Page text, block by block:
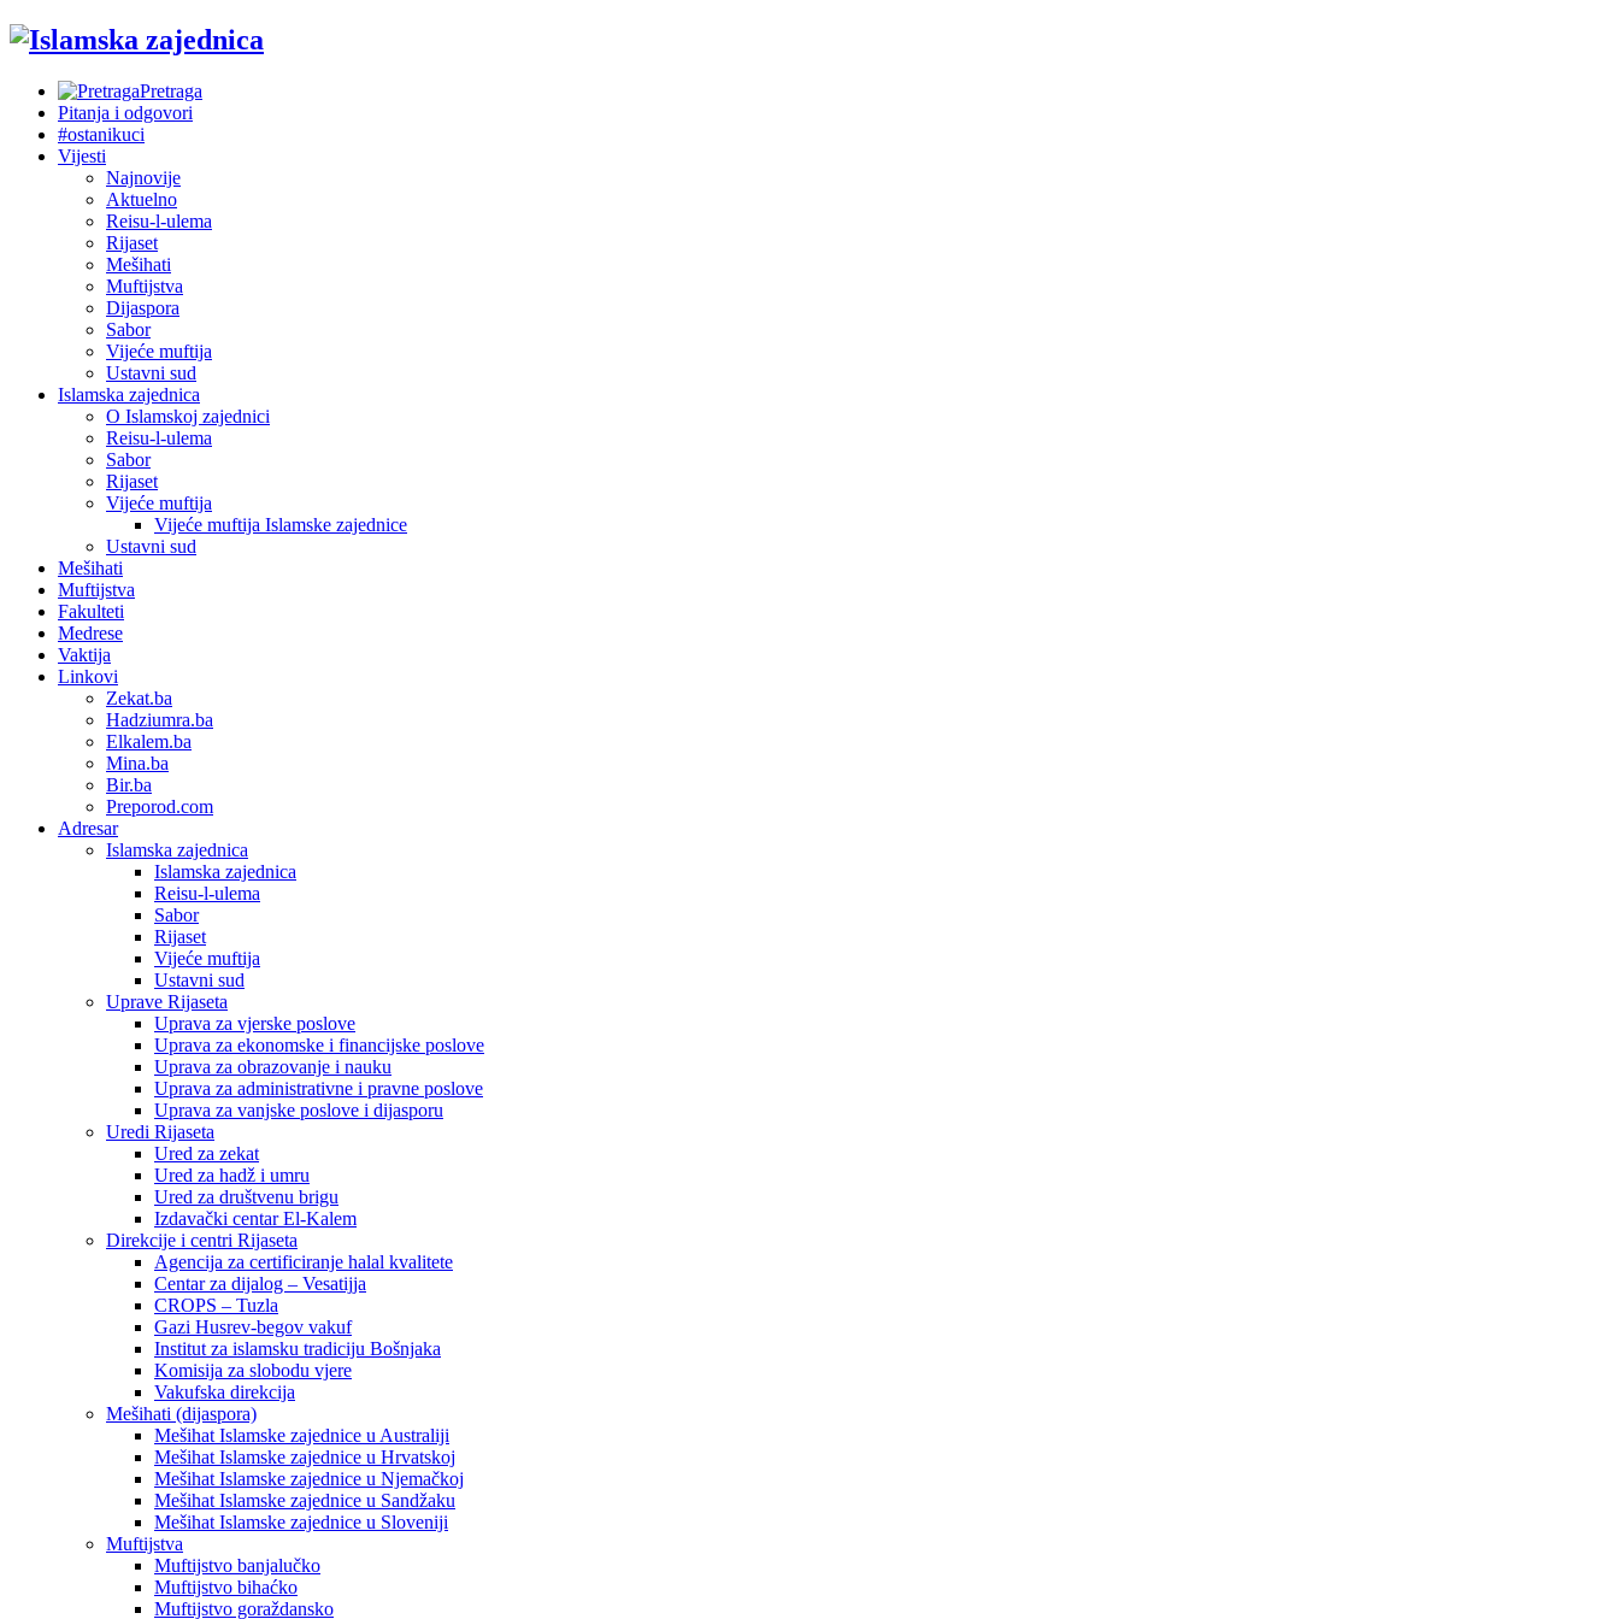
Pretraga
Pitanja i odgovori
#ostanikuci
Vijesti
Najnovije
Aktuelno
Reisu-l-ulema
Rijaset
Mešihati
Muftijstva
Dijaspora
Sabor
Vijeće muftija
Ustavni sud
Islamska zajednica
O Islamskoj zajednici
Reisu-l-ulema
Sabor
Rijaset
Vijeće muftija
Vijeće muftija Islamske zajednice
Ustavni sud
Mešihati
Muftijstva
Fakulteti
Medrese
Vaktija
Linkovi
Zekat.ba
Hadziumra.ba
Elkalem.ba
Mina.ba
Bir.ba
Preporod.com
Adresar
Islamska zajednica
Islamska zajednica
Reisu-l-ulema
Sabor
Rijaset
Vijeće muftija
Ustavni sud
Uprave Rijaseta
Uprava za vjerske poslove
Uprava za ekonomske i financijske poslove
Uprava za obrazovanje i nauku
Uprava za administrativne i pravne poslove
Uprava za vanjske poslove i dijasporu
Uredi Rijaseta
Ured za zekat
Ured za hadž i umru
Ured za društvenu brigu
Izdavački centar El-Kalem
Direkcije i centri Rijaseta
Agencija za certificiranje halal kvalitete
Centar za dijalog – Vesatijja
CROPS – Tuzla
Gazi Husrev-begov vakuf
Institut za islamsku tradiciju Bošnjaka
Komisija za slobodu vjere
Vakufska direkcija
Mešihati (dijaspora)
Mešihat Islamske zajednice u Australiji
Mešihat Islamske zajednice u Hrvatskoj
Mešihat Islamske zajednice u Njemačkoj
Mešihat Islamske zajednice u Sandžaku
Mešihat Islamske zajednice u Sloveniji
Muftijstva
Muftijstvo banjalučko
Muftijstvo bihaćko
Muftijstvo goraždansko